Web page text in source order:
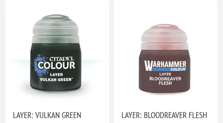
LAYER: VULKAN GREEN
LAYER: BLOODREAVER FLESH